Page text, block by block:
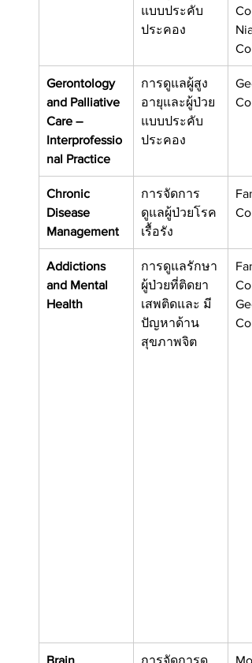
แบบประคับ
ประคอง
Gerontology
and Palliative
Care –
Interprofessio
nal Practice
การดูแลผู้สูง
อายุและผู้ป่วย
แบบประคับ
ประคอง
Chronic
Disease
Management
การจัดการ
ดูแลผู้ป่วยโรค
เรื้อรัง
Addictions
and Mental
Health
การดูแลรักษา
ผู้ป่วยที่ติดยา
เสพติดและ มี
ปัญหาด้าน
สุขภาพจิต
Brain
การจัดการดู